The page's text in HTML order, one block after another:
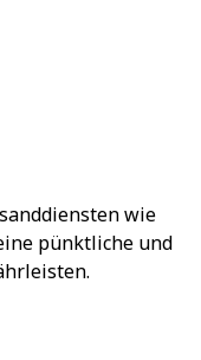
wie
pünktliche und